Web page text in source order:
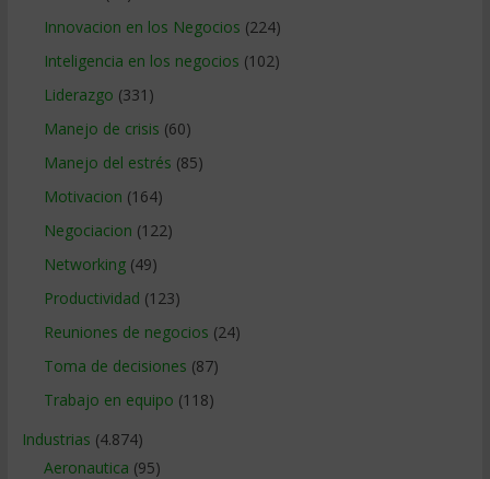
Innovacion en los Negocios (224)
Inteligencia en los negocios (102)
Liderazgo (331)
Manejo de crisis (60)
Manejo del estrés (85)
Motivacion (164)
Negociacion (122)
Networking(49)
Productividad (123)
Reuniones de negocios (24)
Toma de decisiones (87)
Trabajo en equipo (118)
Industrias (4.874)
Aeronautica (95)